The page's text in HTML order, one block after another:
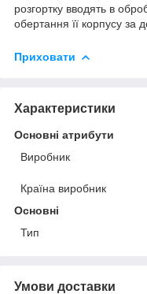
розгортку вводять в
обертання її корпусу за
Приховати
Характеристики
Основні атрибути
Виробник
Країна виробник
Основні
Тип
Умови доставки